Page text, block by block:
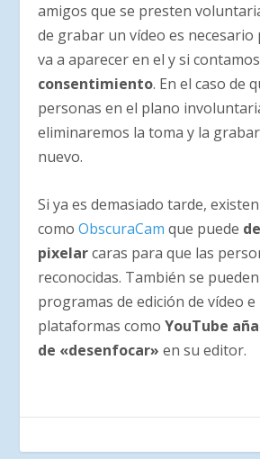
amigos que se presten
de grabar un vídeo es necesario
va a aparecer en el y si
consentimiento. En el caso de
personas en el plano
eliminaremos la toma y la
nuevo.
Si ya es demasiado tarde,
comoObscuraCam que puede
pixelarcaras para que las
reconocidas. También se
programas de edición de vídeo e
plataformas comoYouTube
de «desenfocar» en su editor.